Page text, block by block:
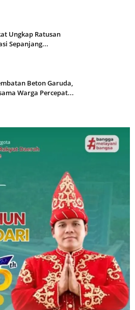
Ungkap Ratusan
Sepanjang...
Beton Garuda,
Warga Percepat...